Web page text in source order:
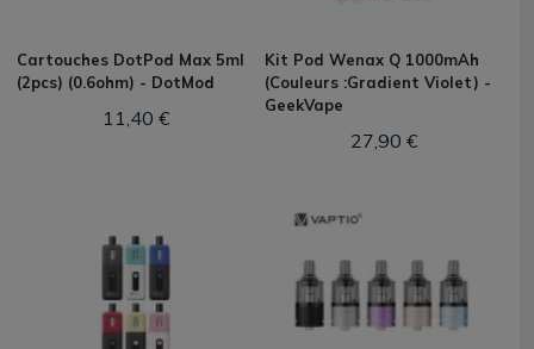
Cartouches DotPod Max 5ml
(2pcs) (0.6ohm) - DotMod
11,40 €
Kit Pod Wenax Q 1000mAh
(Couleurs :Gradient Violet) -
GeekVape
27,90 €